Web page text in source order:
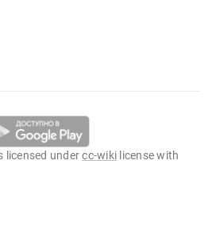
licensed undercc-wiki license with